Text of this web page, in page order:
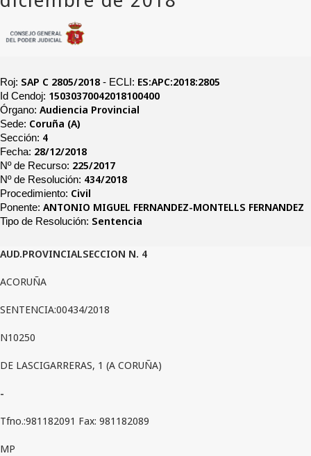
Roj: SAP C 2805/2018 - ECLI: ES:APC:2018:2805
Id Cendoj: 15030370042018100400
Órgano:Audiencia Provincial
Sede: Coruña (A)
Sección: 4
Fecha: 28/12/2018
Nº de Recurso: 225/2017
Nº de Resolución: 434/2018
Procedimiento: Civil
Ponente:ANTONIO MIGUEL FERNANDEZ-MONTELLS FERNANDEZ
Tipo de Resolución: Sentencia
AUD.PROVINCIALSECCION N. 4
ACORUÑA
SENTENCIA:00434/2018
N10250
DE LASCIGARRERAS, 1 (A CORUÑA)
-
Tfno.:981182091 Fax: 981182089
MP